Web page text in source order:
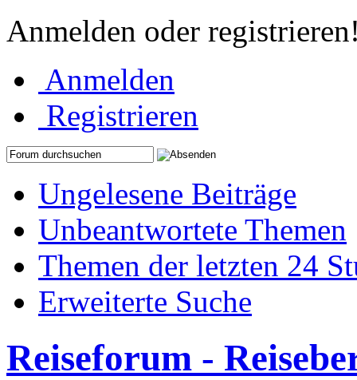
Anmelden oder
Anmelden
Registrieren
Ungelesene Beiträge
Unbeantwortete Themen
Themen der letzten 24
Erweiterte Suche
Reiseforum -